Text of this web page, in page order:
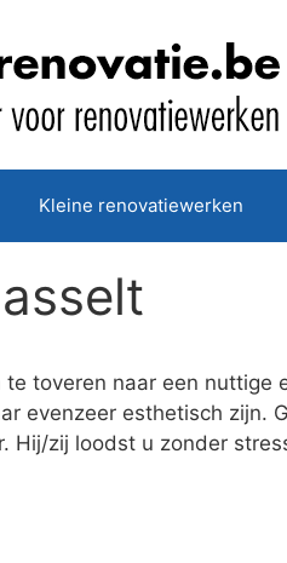
Kleine renovatiewerken
toveren naar een
evenzeer esthetisch zijn.
Hij/zij loodst u zonder